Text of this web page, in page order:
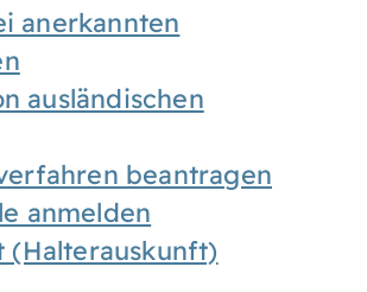
anerkannten
ausländischen
beantragen
anmelden
(Halterauskunft)